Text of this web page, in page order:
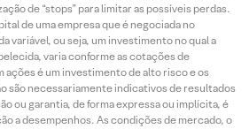
de “stops” para limitar as possíveis perdas.
de uma empresa que é negociada no
variável, ou seja, um investimento no qual a
varia conforme as cotações de
ações é um investimento de alto risco e os
são necessariamente indicativos de resultados
ou garantia, de forma expressa ou implícita, é
a desempenhos. As condições de mercado, o